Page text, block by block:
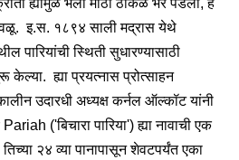
इ.स. १८९४ साली मद्रास येथे
पारियांची स्थिती सुधारण्यासाठी
केल्या. ह्या प्रयत्नास प्रोत्साहन
उदारधी अध्यक्ष कर्नल ऑल्कॉट यांनी
('बिचारा पारिया') ह्या नावाची एक
२४ व्या पानापासून शेवटपर्यंत एका